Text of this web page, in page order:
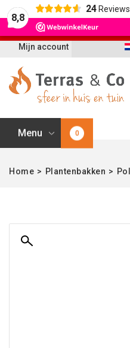
8,8
24 Reviews
Mijn account
Menu 0
Home > Plantenbakken >
Let op: t/m 21
vertraagd